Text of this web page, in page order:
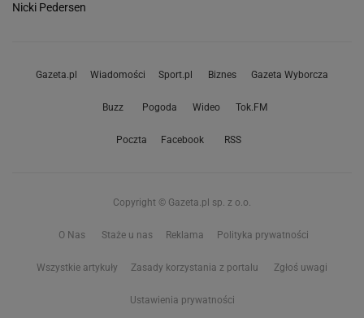
Nicki Pedersen
Gazeta.pl Wiadomości Sport.pl Biznes Gazeta Wyborcza
Buzz Pogoda Wideo Tok.FM
Poczta Facebook RSS
Copyright © Gazeta.pl sp. z o.o.
O Nas Staże u nas Reklama Polityka prywatności
Wszystkie artykuły Zasady korzystania z portalu Zgłoś uwagi
Ustawienia prywatności